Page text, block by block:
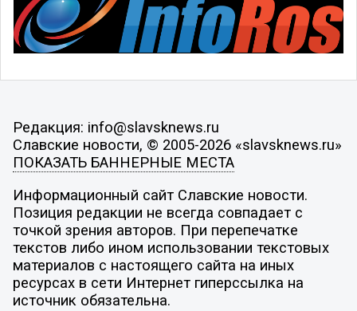
Редакция: info@slavsknews.ru
Славские новости, © 2005-2026 «slavsknews.ru»
ПОКАЗАТЬ БАННЕРНЫЕ МЕСТА
Информационный сайт Славские новости.
Позиция редакции не всегда совпадает с
точкой зрения авторов. При перепечатке
текстов либо ином использовании текстовых
материалов с настоящего сайта на иных
ресурсах в сети Интернет гиперссылка на
источник обязательна.